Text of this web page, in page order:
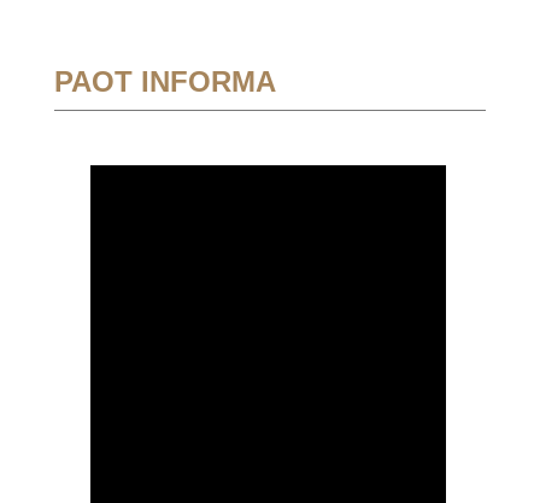
PAOT INFORMA